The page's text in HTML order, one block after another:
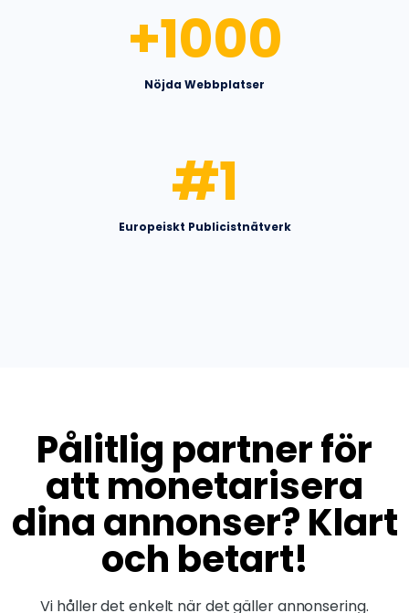
Nöjda Webbplatser
+1000
Europeiskt Publicistnätverk
#1
Pålitlig partner för
att monetarisera
dina annonser? Klart
och betart!
Vi håller det enkelt när det gäller annonsering.